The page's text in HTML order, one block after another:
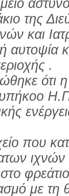
της
και
αυτοψία
.
ότι
που
με τη